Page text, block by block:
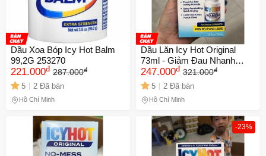
Giá từ thấp - cao
Giá từ cao - thấp
Dầu Xoa Bóp Icy Hot Balm
99,2G 253270
221.000đ 287.000đ
5 2 Đã bán
Hồ Chí Minh
Dầu Lăn Icy Hot Original
73ml - Giảm Đau Nhanh
Chóng, Lạnh Nóng Hiệu Quả
cho Cơ Bắp và Khớp
247.000đ 321.000đ
5 2 Đã bán
Hồ Chí Minh
-23%